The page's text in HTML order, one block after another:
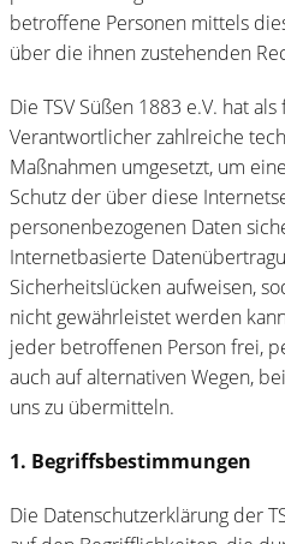
betroffene Personen mittels
über die ihnen zustehenden
Die TSV Süßen 1883 e.V. hat
Verantwortlicher zahlreiche
Maßnahmen umgesetzt, um
Schutz der über diese
personenbezogenen Daten
Internetbasierte
Sicherheitslücken aufweisen,
nicht gewährleistet werden
jeder betroffenen Person frei,
auch auf alternativen Wegen,
uns zu übermitteln.
1. Begriffsbestimmungen
Die Datenschutzerklärung der